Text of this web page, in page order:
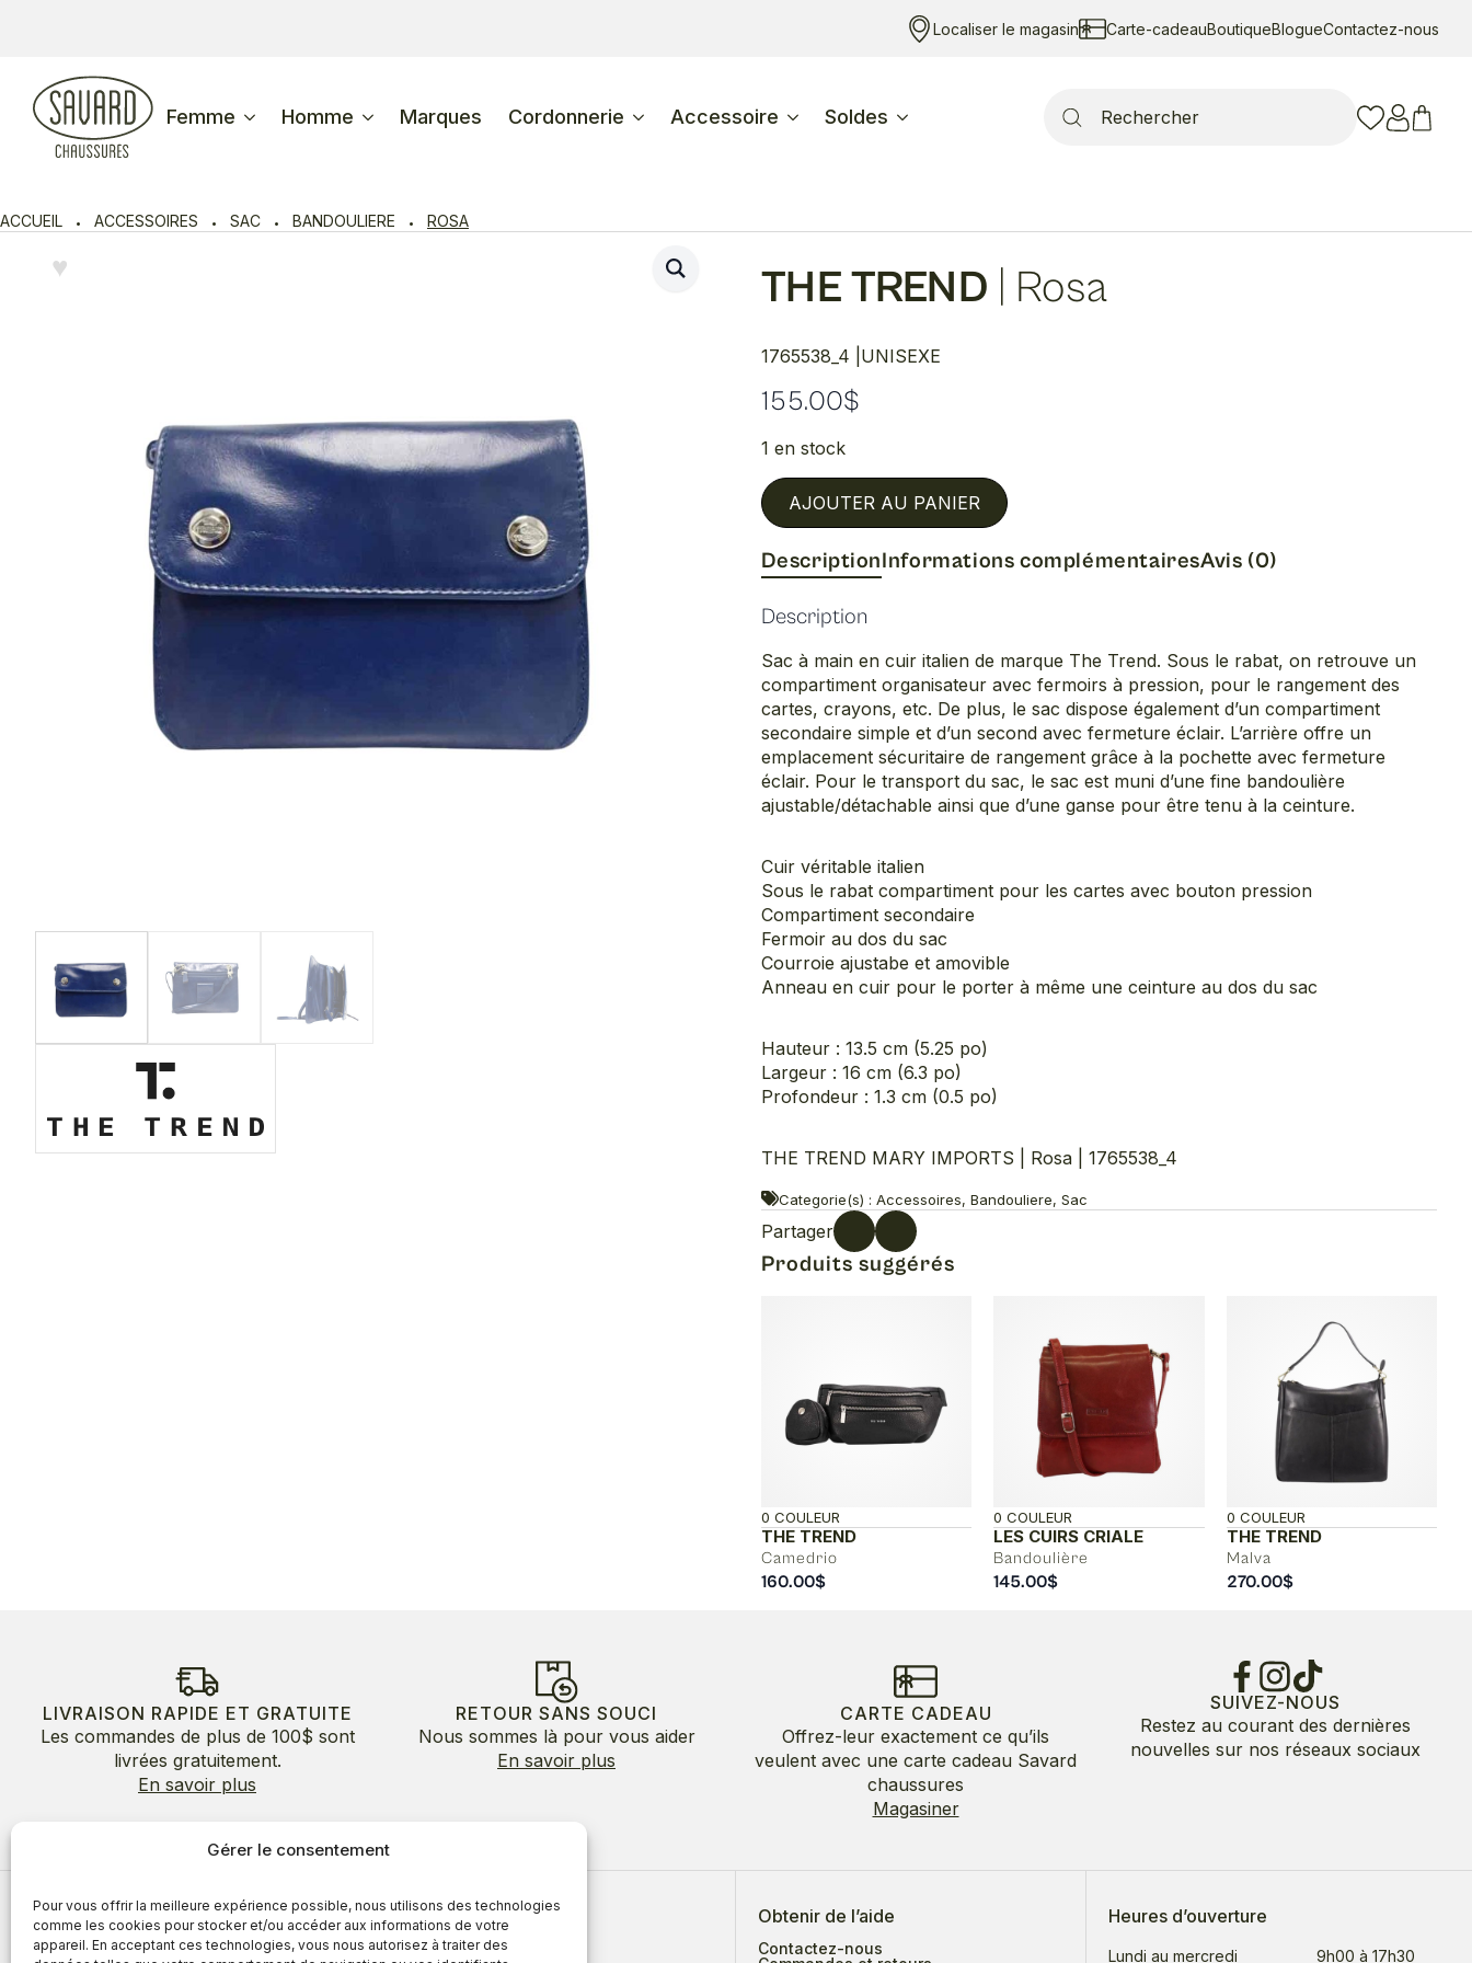
Gérer le consentement
Pour vous offrir la meilleure expérience possible, nous utilisons des technologies
comme les cookies pour stocker et/ou accéder aux informations de votre
appareil. En acceptant ces technologies, vous nous autorisez à traiter des
Localiser le magasin Carte-cadeauBoutiqueBlogueContactez-nous
Femme Homme Marques Cordonnerie Accessoire Soldes
for:
ACCUEIL ACCESSOIRES SAC BANDOULIERE ROSA
♥︎ THE TREND Rosa
1765538_4 | UNISEXE
155.00$
1 en stock
AJOUTER AU PANIER
DescriptionInformations complémentairesAvis (0)
Description
Sac à main en cuir italien de marque The Trend. Sous le rabat, on retrouve un
compartiment organisateur avec fermoirs à pression, pour le rangement des
cartes, crayons, etc. De plus, le sac dispose également d’un compartiment
secondaire simple et d’un second avec fermeture éclair. L’arrière offre un
emplacement sécuritaire de rangement grâce à la pochette avec fermeture
éclair. Pour le transport du sac, le sac est muni d’une fine bandoulière
ajustable/détachable ainsi que d’une ganse pour être tenu à la ceinture.
Cuir véritable italien
Sous le rabat compartiment pour les cartes avec bouton pression
Compartiment secondaire
Fermoir au dos du sac
Courroie ajustabe et amovible
Anneau en cuir pour le porter à même une ceinture au dos du sac
Hauteur : 13.5 cm (5.25 po)
Largeur : 16 cm (6.3 po)
Profondeur : 1.3 cm (0.5 po)
THE TREND MARY IMPORTS | Rosa | 1765538_4
Categorie(s) : Accessoires, Bandouliere, Sac
Partager
Produits suggérés
THE TREND
Camedrio
0 COULEUR
160.00$
LES CUIRS CRIALE
Bandoulière
0 COULEUR
145.00$
THE TREND
Malva
0 COULEUR
270.00$
LIVRAISON RAPIDE ET GRATUITE
Les commandes de plus de 100$ sont
livrées gratuitement.
En savoir plus
RETOUR SANS SOUCI
Nous sommes là pour vous aider
En savoir plus
CARTE CADEAU
Offrez-leur exactement ce qu’ils
veulent avec une carte cadeau Savard
chaussures
Magasiner
SUIVEZ-NOUS
Restez au courant des dernières
nouvelles sur nos réseaux sociaux
À propos de nous
À propos
Obtenir de l’aide
Contactez-nous
Heures d’ouverture
Lundi au mercredi 9h00 à 17h30